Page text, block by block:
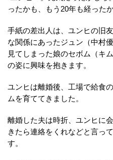
ったかも、もう20年も経った
手紙の差出人は、ユンヒの旧
な関係にあったジュン（中村
見てしまった娘のセボム（キ
の姿に興味を抱きます。
ユンヒは離婚後、工場で給食
ムを育ててきました。
離婚した夫は時折、ユンヒに
きたら連絡をくれなどと言っ
す。